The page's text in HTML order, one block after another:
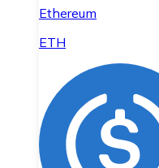
Ethereum
ETH